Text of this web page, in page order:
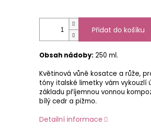
Přidat do košíku
Obsah nádoby:250 ml.
Květinová vůně kosatce a růže,
tóny italské limetky vám vykouzlí
základu příjemnou vonnou
bílý cedr a pižmo.
Detailní informace